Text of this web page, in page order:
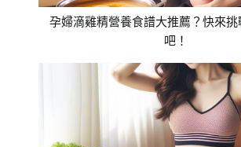
孕婦滴雞精營養食譜大推薦？快來挑
吧！